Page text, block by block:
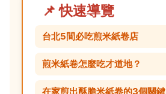
📌 快速導覽
台北5間必吃煎米紙卷店
煎米紙卷怎麼吃才道地？
在家煎出酥脆米紙卷的3個關鍵